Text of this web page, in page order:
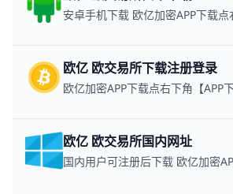
欧亿 欧交易所下载注册登录
欧亿 欧交易所国内网址